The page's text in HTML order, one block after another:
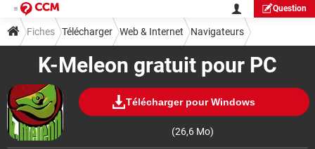
Question
K-Meleon gratuit pour PC
Télécharger pour Windows
(26,6 Mo)
Fiches Télécharger Web & Internet Navigateurs